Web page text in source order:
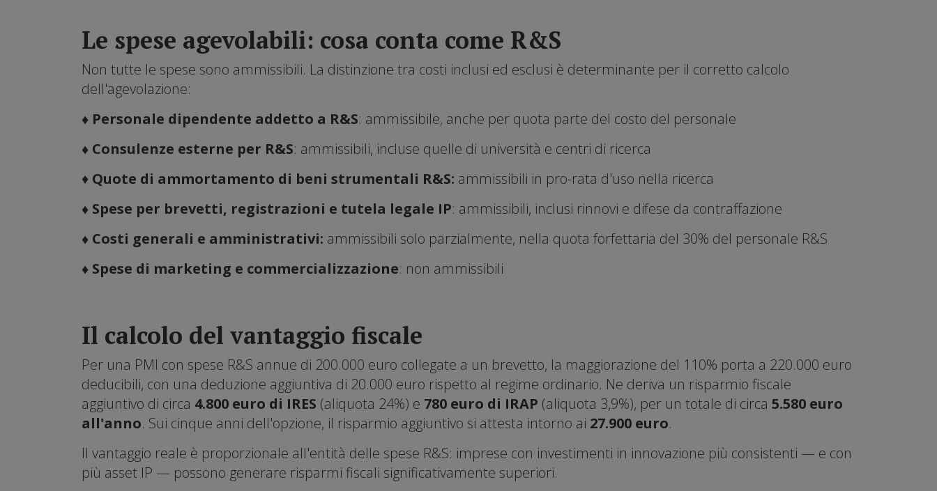
Le spese agevolabili: cosa conta come R&S
Non tutte le spese sono ammissibili. La distinzione tra costi inclusi ed esclusi è determinante per il corretto calcolo
dell'agevolazione:
♦ Personale dipendente addetto a R&S: ammissibile, anche per quota parte del costo del personale
♦ Consulenze esterne per R&S: ammissibili, incluse quelle di università e centri di ricerca
♦ Quote di ammortamento di beni strumentali R&S: ammissibili in pro-rata d'uso nella ricerca
♦ Spese per brevetti, registrazioni e tutela legale IP: ammissibili, inclusi rinnovi e difese da contraffazione
♦ Costi generali e amministrativi: ammissibili solo parzialmente, nella quota forfettaria del 30% del personale R&S
♦ Spese di marketing e commercializzazione: non ammissibili
Il calcolo del vantaggio fiscale
Per una PMI con spese R&S annue di 200.000 euro collegate a un brevetto, la maggiorazione del 110% porta a 220.000 euro
deducibili, con una deduzione aggiuntiva di 20.000 euro rispetto al regime ordinario. Ne deriva un risparmio fiscale
aggiuntivo di circa 4.800 euro di IRES (aliquota 24%) e 780 euro di IRAP (aliquota 3,9%), per un totale di circa 5.580 euro
all'anno. Sui cinque anni dell'opzione, il risparmio aggiuntivo si attesta intorno ai 27.900 euro.
Il vantaggio reale è proporzionale all'entità delle spese R&S: imprese con investimenti in innovazione più consistenti — e con
più asset IP — possono generare risparmi fiscali significativamente superiori.